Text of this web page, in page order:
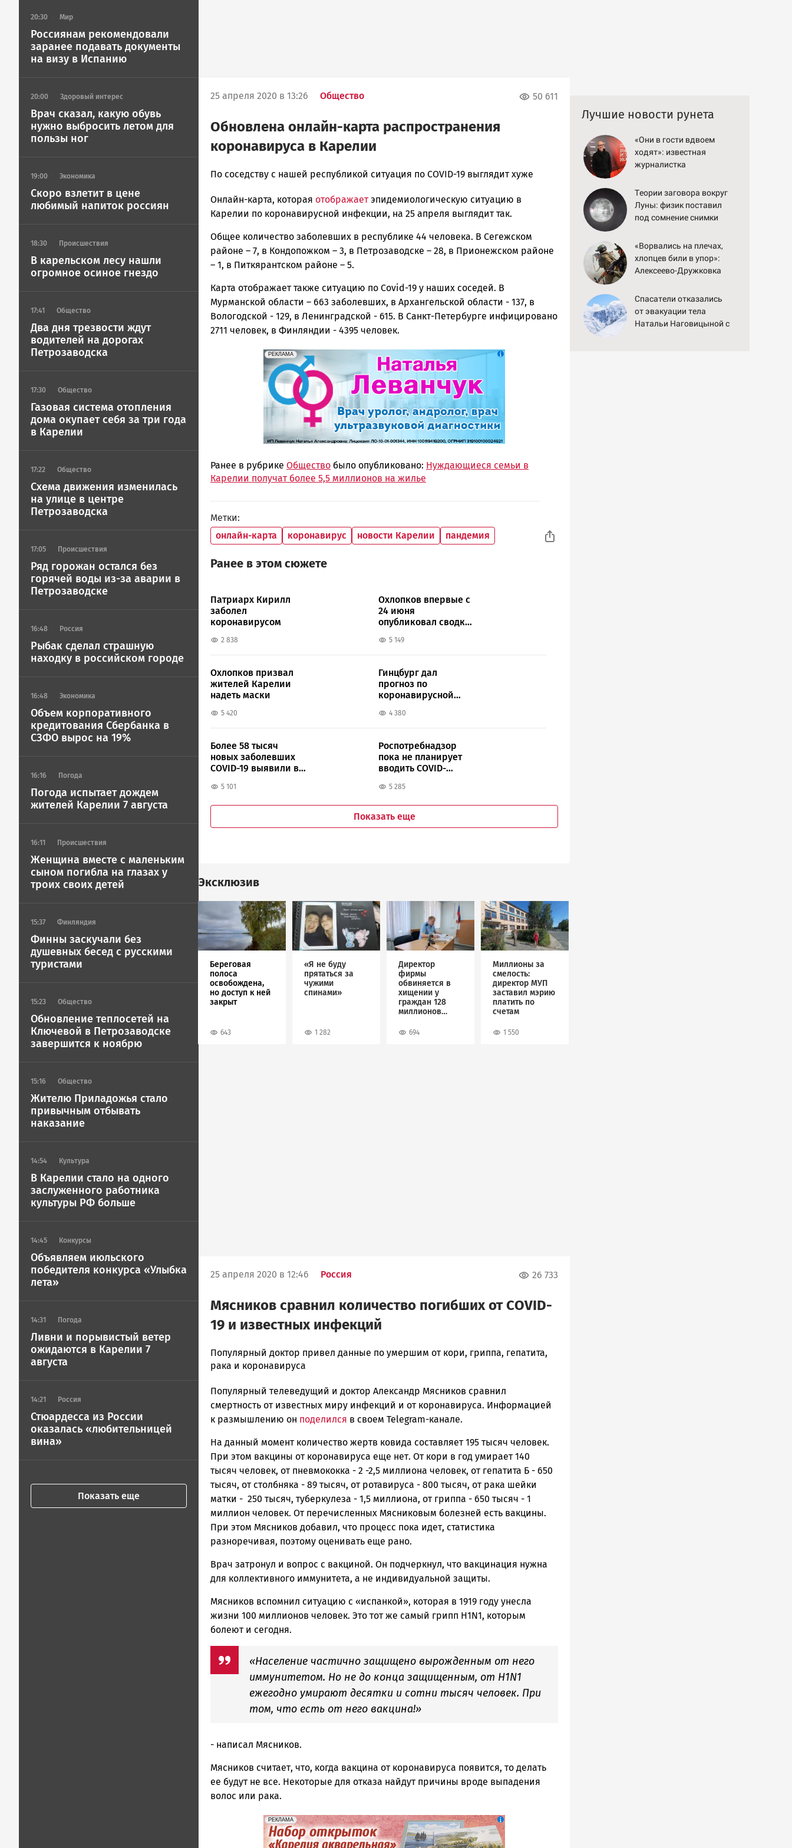
20:30 Мир
Россиянам рекомендовали
заранее подавать документы
на визу в Испанию
20:00 Здоровый интерес
Врач сказал, какую обувь
нужно выбросить летом для
пользы ног
19:00 Экономика
Скоро взлетит в цене
любимый напиток россиян
18:30 Происшествия
В карельском лесу нашли
огромное осиное гнездо
17:41 Общество
Два дня трезвости ждут
водителей на дорогах
Петрозаводска
17:30 Общество
Газовая система отопления
дома окупает себя за три года
в Карелии
17:22 Общество
Схема движения изменилась
на улице в центре
Петрозаводска
17:05 Происшествия
Ряд горожан остался без
горячей воды из-за аварии в
Петрозаводске
16:48 Россия
Рыбак сделал страшную
находку в российском городе
16:48 Экономика
Объем корпоративного
кредитования Сбербанка в
СЗФО вырос на 19%
16:16 Погода
Погода испытает дождем
жителей Карелии 7 августа
16:11 Происшествия
Женщина вместе с маленьким
сыном погибла на глазах у
троих своих детей
15:37 Финляндия
Финны заскучали без
душевных бесед с русскими
туристами
15:23 Общество
Обновление теплосетей на
Ключевой в Петрозаводске
завершится к ноябрю
15:16 Общество
Жителю Приладожья стало
привычным отбывать
наказание
14:54 Культура
В Карелии стало на одного
заслуженного работника
культуры РФ больше
14:45 Конкурсы
Объявляем июльского
победителя конкурса «Улыбка
лета»
14:31 Погода
Ливни и порывистый ветер
ожидаются в Карелии 7
августа
14:21 Россия
Стюардесса из России
оказалась «любительницей
вина»
Показать еще
25 апреля 2020 в 13:26 Общество 50 611
Обновлена онлайн-карта распространения
коронавируса в Карелии
Ольга
Новости
Петрозаводска
Карелии
|
Петрозаводск
По соседству с нашей республикой ситуация по COVID-19 выглядит хуже
Онлайн-карта, которая отображаетэпидемиологическую ситуацию в
Карелии по коронавирусной инфекции, на 25 апреля выглядит так.
Общее количество заболевших в республике 44 человека. В Сегежском
районе – 7, в Кондопожком – 3, в Петрозаводске – 28, в Прионежском районе
– 1, в Питкярантском районе – 5.
Карта отображает также ситуацию по Covid-19 у наших соседей. В
Мурманской области – 663 заболевших, в Архангельской области - 137, в
Вологодской - 129, в Ленинградской - 615. В Санкт-Петербурге инфицировано
2711 человек, в Финляндии - 4395 человек.
erid: 2SDnjek5YUa
РЕКЛАМА
Реклама
Ранее в рубрике Общество было опубликовано: Нуждающиеся семьи в
Карелии получат более 5,5 миллионов на жилье
Метки
онлайн-карта
коронавирус новости Карелии пандемия
Ранее в этом сюжете
Патриарх Кирилл
заболел
коронавирусом
2 838
Охлопков впервые с
24 июня
опубликовал сводку
5 149
Охлопков призвал
жителей Карелии
надеть маски
5 420
Гинцбург дал
прогноз по
коронавирусной
4 380
Более 58 тысяч
новых заболевших
COVID-19 выявили в
5 101
Роспотребнадзор
пока не планирует
вводить COVID-
Карелии
5 285
Показать еще
Эксклюзив
Береговая
полоса
освобождена,
но доступ к ней
закрыт
643
Image
«Я не буду
прятаться за
чужими
спинами»
1 282
Директор
фирмы
обвиняется в
хищении у
граждан 128
миллионов
694
Image
Миллионы за
смелость:
директор МУП
заставил мэрию
платить по
счетам
1 550
25 апреля 2020 в 12:46 Россия 26 733
Мясников сравнил количество погибших от COVID-
19 и известных инфекций
Ольга
Гаврилова
Петрозаводска
и
Карелии
Петрозаводск
ГОВОРИТ
Популярный доктор привел данные по умершим от кори, гриппа, гепатита,
рака и коронавируса
Популярный телеведущий и доктор Александр Мясников сравнил
смертность от известных миру инфекций и от коронавируса. Информацией
к размышлению он поделился в своем Telegram-канале.
На данный момент количество жертв ковида составляет 195 тысяч человек.
При этом вакцины от коронавируса еще нет. От кори в год умирает 140
тысяч человек, от пневмококка - 2 -2,5 миллиона человек, от гепатита Б - 650
тысяч, от столбняка - 89 тысяч, от ротавируса - 800 тысяч, от рака шейки
матки - 250 тысяч, туберкулеза - 1,5 миллиона, от гриппа - 650 тысяч - 1
миллион человек. От перечисленных Мясниковым болезней есть вакцины.
При этом Мясников добавил, что процесс пока идет, статистика
разноречивая, поэтому оценивать еще рано.
Врач затронул и вопрос с вакциной. Он подчеркнул, что вакцинация нужна
для коллективного иммунитета, а не индивидуальной защиты.
Мясников вспомнил ситуацию с «испанкой», которая в 1919 году унесла
жизни 100 миллионов человек. Это тот же самый грипп H1N1, которым
болеют и сегодня.
«Население частично защищено вырожденным от него
иммунитетом. Но не до конца защищенным, от H1N1
ежегодно умирают десятки и сотни тысяч человек. При
том, что есть от него вакцина!»
- написал Мясников.
Мясников считает, что, когда вакцина от коронавируса появится, то делать
ее будут не все. Некоторые для отказа найдут причины вроде выпадения
волос или рака.
erid: 2SDnje3pUtQ
РЕКЛАМА
Реклама
Лучшие новости рунета
«Они в гости вдвоем
ходят»: известная
журналистка
Бондарчука и Исаковой
Теории заговора вокруг
Луны: физик поставил
под сомнение снимки
«Ворвались на плечах,
хлопцев били в упор»:
Алексеево-Дружковка
«птах Мадьяра»
Спасатели отказались
от эвакуации тела
Натальи Наговицыной с